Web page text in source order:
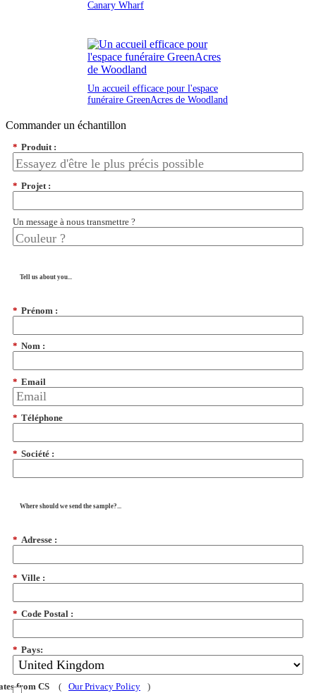
Canary Wharf
Un accueil efficace pour l'espace
funéraire GreenAcres de Woodland
Commander un échantillon
* Produit :
* Projet :
Un message à nous transmettre ?
Tell us about you...
* Prénom :
* Nom :
* Email
* Téléphone
* Société :
Where should we send the sample?...
* Adresse :
* Ville :
* Code Postal :
* Pays:
from CS ( Our Privacy Policy )